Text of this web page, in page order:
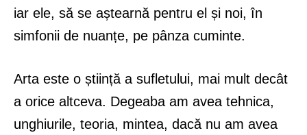
iar ele, să se aștearnă pentru el și noi, în
simfonii de nuanțe, pe pânza cuminte.
Arta este o știință a sufletului, mai mult decât
a orice altceva. Degeaba am avea tehnica,
unghiurile, teoria, mintea, dacă nu am avea